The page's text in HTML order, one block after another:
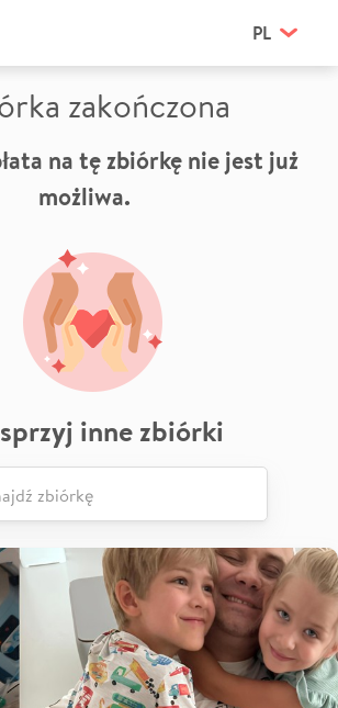
PL
zakończona
na tę zbiórkę nie jest już
możliwa.
inne zbiórki